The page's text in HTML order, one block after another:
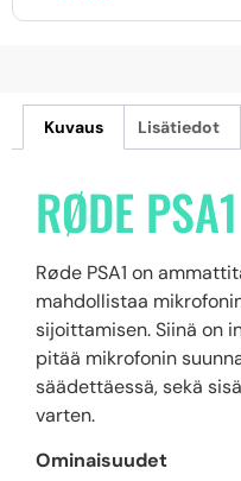
Kuvaus Lisätiedot
RØDE
Røde PSA1 on
mahdollistaa
sijoittamisen. Siinä on
pitää mikrofonin
säädettäessä, sekä
varten.
Ominaisuudet